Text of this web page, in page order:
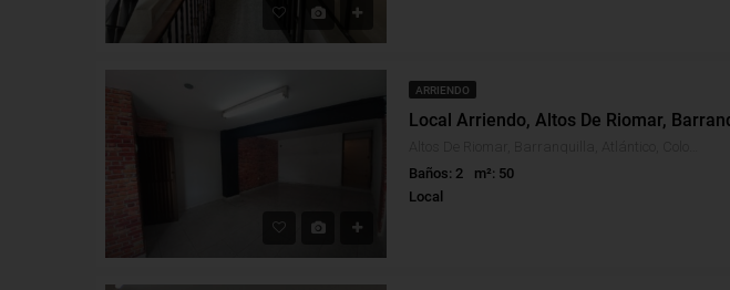
ARRIENDO
Baños: 2
m²: 50
Local